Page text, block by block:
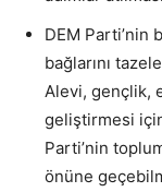
DEM
bağlarını
Alevi, gençlik,
geliştirmesi
Parti’nin
önüne